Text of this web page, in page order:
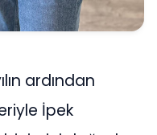
ardından
İpek